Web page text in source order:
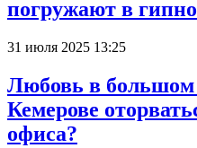
погружают в
31 июля 2025 13:25
Любовь в большом
Кемерове
офиса?